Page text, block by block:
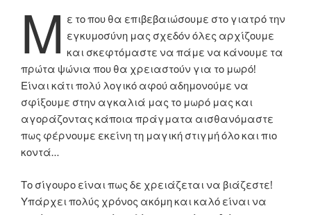
Μ ε το που θα επιβεβαιώσουμε στο γιατρό την
εγκυμοσύνη μας σχεδόν όλες αρχίζουμε
και σκεφτόμαστε να πάμε να κάνουμε τα
πρώτα ψώνια που θα χρειαστούν για το μωρό!
Είναι κάτι πολύ λογικό αφού αδημονούμε να
σφίξουμε στην αγκαλιά μας το μωρό μας και
αγοράζοντας κάποια πράγματα αισθανόμαστε
πως φέρνουμε εκείνη τη μαγική στιγμή όλο και πιο
κοντά…
Το σίγουρο είναι πως δε χρειάζεται να βιάζεστε!
Υπάρχει πολύς χρόνος ακόμη και καλό είναι να